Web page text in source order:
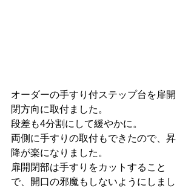
オーダーの手すり付ステップ台を扉開
閉方向に取付ました。
段差も4分割にして緩やかに。
両側に手すりの取付もできたので、昇
降が楽になりました。
扉開閉部は手すりをカットすること
で、開口の邪魔もしないようにしまし